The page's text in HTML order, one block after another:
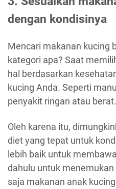
dengan kondisinya
Mencari makanan kucing
kategori apa? Saat
hal berdasarkan
kucing Anda. Seperti
penyakit ringan atau berat.
Oleh karena itu,
diet yang tepat untuk
lebih baik untuk
dahulu untuk
saja makanan anak